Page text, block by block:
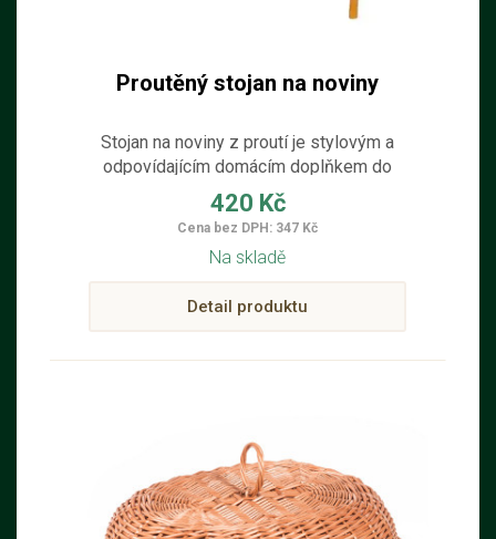
Proutěný stojan na noviny
Stojan na noviny z proutí je stylovým a
odpovídajícím domácím doplňkem do
pokoje. Přírodní materiál a přítomnost
proutěného dřeva vytváří v pokoji
jedinečnou atmosféru. Pro výrobu
stojanu na noviny byly použity pouze
kvalitní přírodní suroviny.
420 Kč
Cena bez DPH: 347 Kč
Na skladě
Detail produktu